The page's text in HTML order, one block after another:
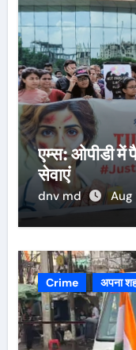
एम्स: ओपीडी में
सेवाएं
dnv md Aug
Crime अपना